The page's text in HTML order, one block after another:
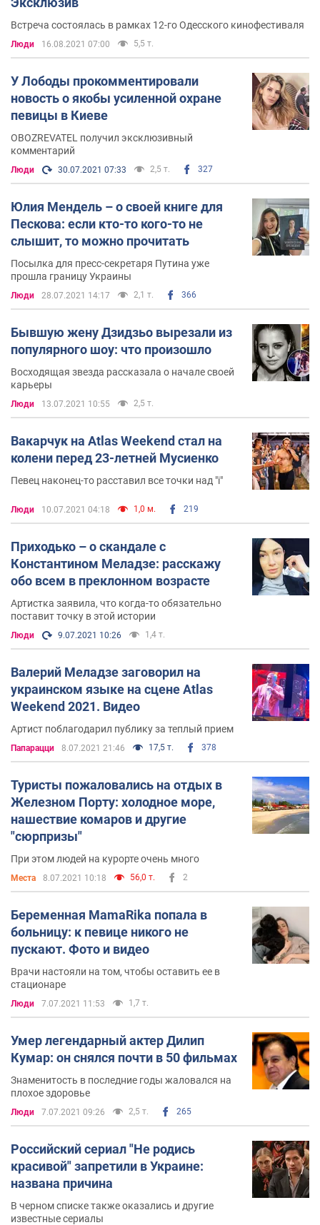
Встреча состоялась в рамках 12-го Одесского кинофестиваля
Люди 16.08.2021 07:00 5,5 т.
У Лободы прокомментировали
новость о якобы усиленной охране
певицы в Киеве
OBOZREVATEL получил эксклюзивный
комментарий
Люди 30.07.2021 07:33 2,5 т. 327
Юлия Мендель – о своей книге для
Пескова: если кто-то кого-то не
слышит, то можно прочитать
Посылка для пресс-секретаря Путина уже
прошла границу Украины
Люди 28.07.2021 14:17 2,1 т. 366
Бывшую жену Дзидзьо вырезали из
популярного шоу: что произошло
Восходящая звезда рассказала о начале своей
карьеры
Люди 13.07.2021 10:55 2,5 т.
Вакарчук на Atlas Weekend стал на
колени перед 23-летней Мусиенко
Певец наконец-то расставил все точки над "і"
Люди 10.07.2021 04:18 1,0 м. 219
Приходько – о скандале с
Константином Меладзе: расскажу
обо всем в преклонном возрасте
Артистка заявила, что когда-то обязательно
поставит точку в этой истории
Люди 9.07.2021 10:26 1,4 т.
Валерий Меладзе заговорил на
украинском языке на сцене Atlas
Weekend 2021. Видео
Артист поблагодарил публику за теплый прием
Папарацци 8.07.2021 21:46 17,5 т. 378
Туристы пожаловались на отдых в
Железном Порту: холодное море,
нашествие комаров и другие
"сюрпризы"
При этом людей на курорте очень много
Места 8.07.2021 10:18 56,0 т. 2
Беременная MamaRika попала в
больницу: к певице никого не
пускают. Фото и видео
Врачи настояли на том, чтобы оставить ее в
стационаре
Люди 7.07.2021 11:53 1,7 т.
Умер легендарный актер Дилип
Кумар: он снялся почти в 50 фильмах
Знаменитость в последние годы жаловался на
плохое здоровье
Люди 7.07.2021 09:26 2,5 т. 265
Российский сериал "Не родись
красивой" запретили в Украине:
названа причина
В черном списке также оказались и другие
известные сериалы